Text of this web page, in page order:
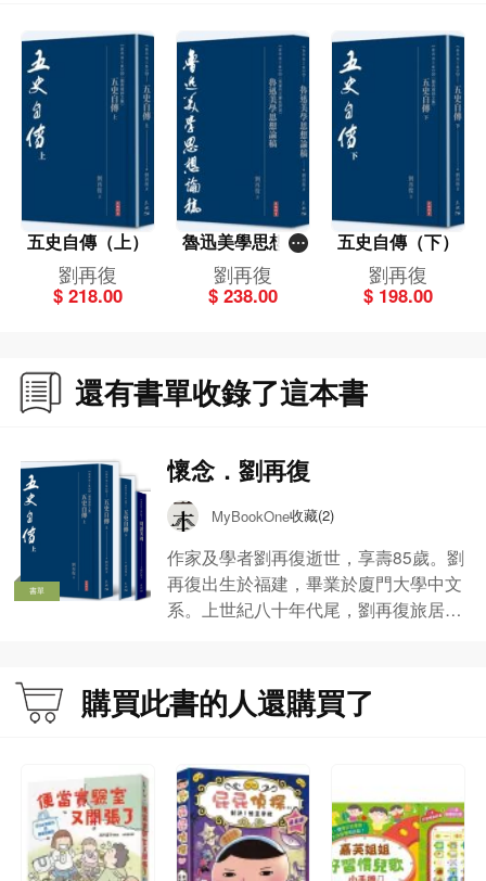
五史自傳（上）
劉再復
$ 218.00
魯迅美學思想論
稿
劉再復
$ 238.00
五史自傳（下）
劉再復
$ 198.00
還有書單收錄了這本書
書單
懷念．劉再復
MyBookOne收藏(2)
作家及學者劉再復逝世，享壽85歲。劉
再復出生於福建，畢業於廈門大學中文
系。上世紀八十年代尾，劉再復旅居海
大學及香港城市大學、香港科技大學等
院校擔任過名譽教授、訪問學者及客座
家，著有《文學的反思》、《論中國文
學》、《紅樓夢悟》、《放逐精神》等
理論作品。另有《三讀滄海》、《人論
二十五種》及《漂流手記》等散文集。
購買此書的人還購買了